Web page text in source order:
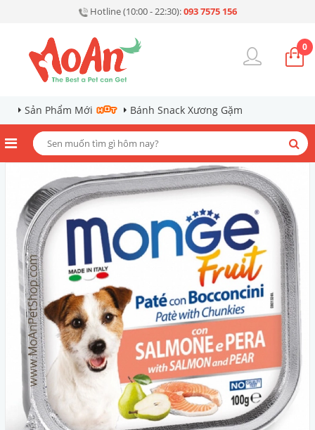
Hotline (10:00 - 22:30):093 7575 156
0
Sản Phẩm Mới Bánh Snack Xương Gặm